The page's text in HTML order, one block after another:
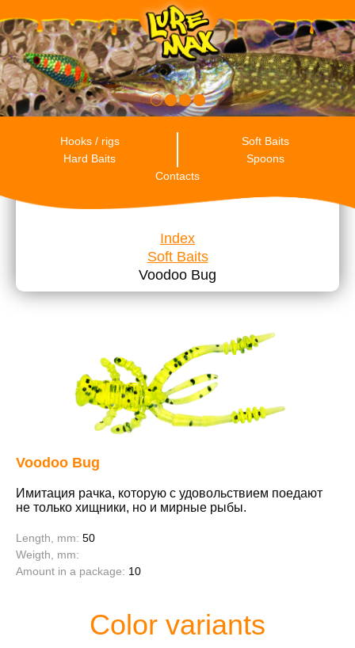
ENG
ES
Hooks / rigs
Soft Baits
Hard Baits
Spoons
Contacts
Index
Soft Baits
Voodoo Bug
Voodoo Bug
Имитация рачка, которую с удовольствием поедают
не только хищники, но и мирные рыбы.
Length, mm: 50
Weigth, mm:
Amount in a package: 10
Color variants